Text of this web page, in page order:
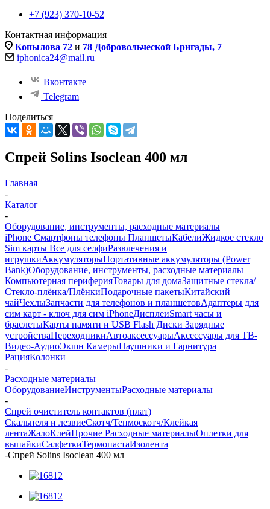
+7 (923) 370-10-52
Контактная информация
Копылова 72 и 78 Добровольческой Бригады, 7
iphonica24@mail.ru
Вконтакте
Telegram
Поделиться
Спрей Solins Isoclean 400 мл
Главная
-
Каталог
-
Оборудование, инструменты, расходные материалы
iPhone Смартфоны телефоны ПланшетыКабелиЖидкое стекло
Sim карты Все для селфиРазвлечения и
игрушкиАккумуляторыПортативные аккумуляторы (Power
Bank)Оборудование, инструменты, расходные материалы
Компьютерная периферияТовары для домаЗащитные стекла/
Стекло-плёнка/ПлёнкиПодарочные пакетыКитайский
чайЧехлыЗапчасти для телефонов и планшетовАдаптеры для
сим карт - ключ для сим iPhoneДисплеиSmart часы и
браслетыКарты памяти и USB Flash Диски Зарядные
устройстваПереходникиАвтоаксессуарыАксессуары для ТВ-
Видео-АудиоЭкшн КамерыНаушники и Гарнитура
РацияКолонки
-
Расходные материалы
ОборудованиеИнструментыРасходные материалы
-
Спрей очиститель контактов (плат)
Скальпеля и лезвиеСкотч/Тепмоскотч/Клейкая
лентаЖалоКлейПрочие Расходные материалыОплетки для
выпайкиСалфеткиТермопастаИзолента
-Спрей Solins Isoclean 400 мл